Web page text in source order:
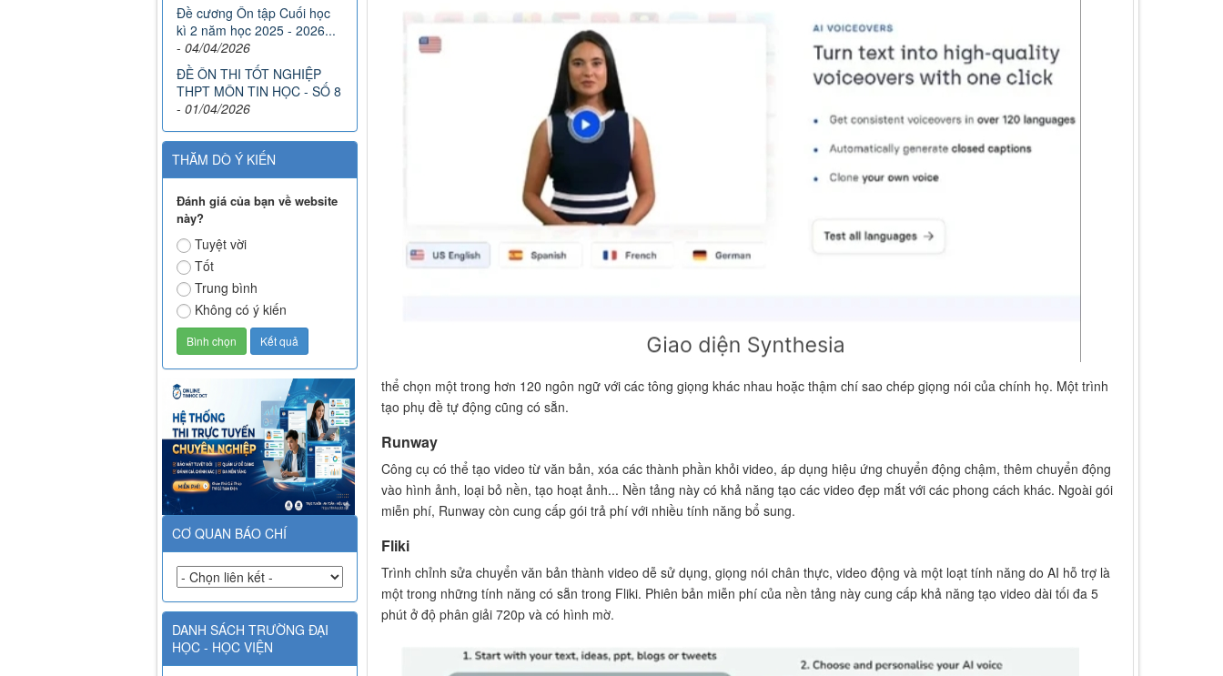
thể chọn một trong hơn 120 ngôn ngữ với các tông giọng khác nhau hoặc thậm chí sao chép giọng nói của chính họ. Một trình
tạo phụ đề tự động cũng có sẵn.
Runway
Công cụ có thể tạo video từ văn bản, xóa các thành phần khỏi video, áp dụng hiệu ứng chuyển động chậm, thêm chuyển động
vào hình ảnh, loại bỏ nền, tạo hoạt ảnh... Nền tảng này có khả năng tạo các video đẹp mắt với các phong cách khác. Ngoài gói
miễn phí, Runway còn cung cấp gói trả phí với nhiều tính năng bổ sung.
Fliki
Trình chỉnh sửa chuyển văn bản thành video dễ sử dụng, giọng nói chân thực, video động và một loạt tính năng do AI hỗ trợ là
một trong những tính năng có sẵn trong Fliki. Phiên bản miễn phí của nền tảng này cung cấp khả năng tạo video dài tối đa 5
phút ở độ phân giải 720p và có hình mờ.
Đề cương Ôn tập Cuối học
kì 2 năm học 2025 - 2026...
- 04/04/2026
ĐỀ ÔN THI TỐT NGHIỆP
THPT MÔN TIN HỌC - SỐ 8
- 01/04/2026
THĂM DÒ Ý KIẾN
Đánh giá của bạn về website
này?
Tuyệt vời
Tốt
Trung bình
Không có ý kiến
CƠ QUAN BÁO CHÍ
DANH SÁCH TRƯỜNG ĐẠI
HỌC - HỌC VIỆN